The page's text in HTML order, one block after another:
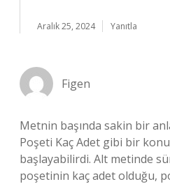
Aralık 25, 2024 Yanıtla
Figen
Metnin başında sakin bir
Poşeti Kaç Adet gibi bir
başlayabilirdi. Alt metinde
poşetinin kaç adet olduğu,